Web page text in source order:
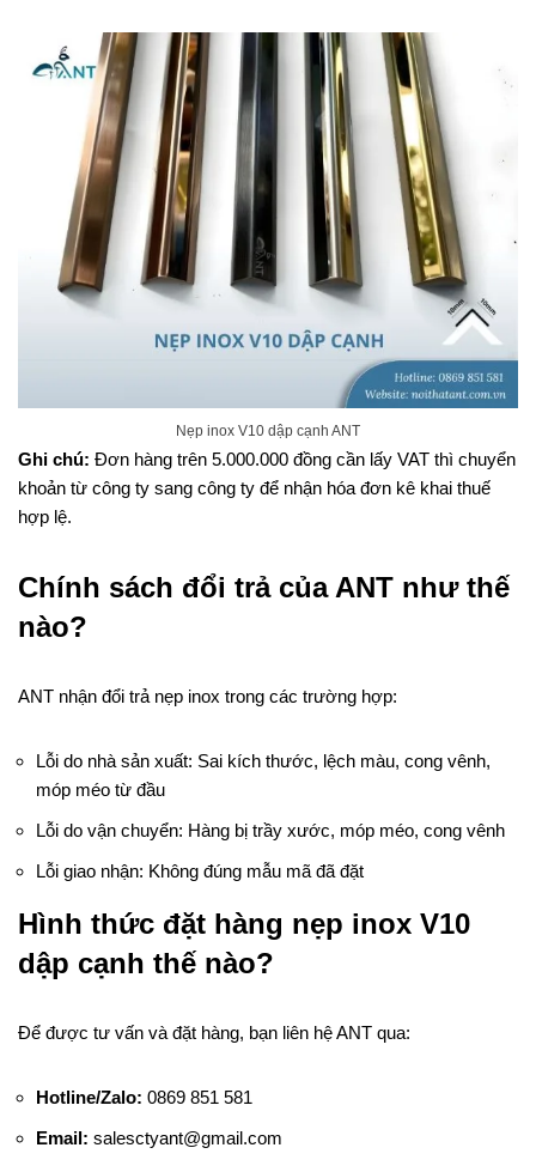
Nẹp inox V10 dập cạnh ANT
Ghi chú: Đơn hàng trên 5.000.000 đồng cần lấy VAT thì chuyển
khoản từ công ty sang công ty để nhận hóa đơn kê khai thuế
hợp lệ.
Chính sách đổi trả của ANT như thế
nào?
ANT nhận đổi trả nẹp inox trong các trường hợp:
Lỗi do nhà sản xuất: Sai kích thước, lệch màu, cong vênh,
móp méo từ đầu
Lỗi do vận chuyển: Hàng bị trầy xước, móp méo, cong vênh
Lỗi giao nhận: Không đúng mẫu mã đã đặt
Hình thức đặt hàng nẹp inox V10
dập cạnh thế nào?
Để được tư vấn và đặt hàng, bạn liên hệ ANT qua:
Hotline/Zalo: 0869 851 581
Email: salesctyant@gmail.com